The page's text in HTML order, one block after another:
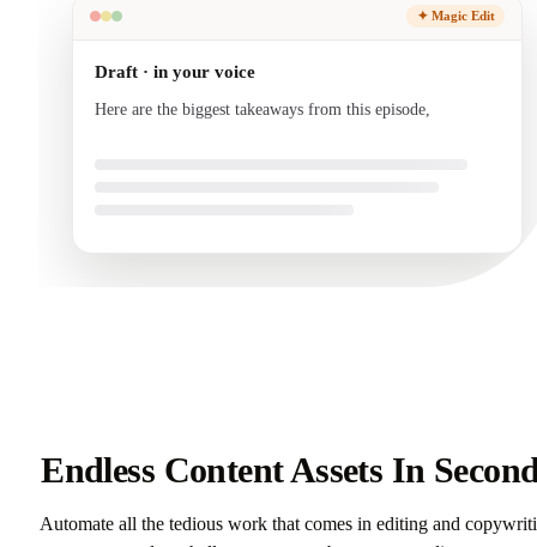
✦ Magic Edit
Draft · in your voice
Here are the biggest takeaways from this episode, written
Endless Content Assets In
Automate all the tedious work that comes in editing and